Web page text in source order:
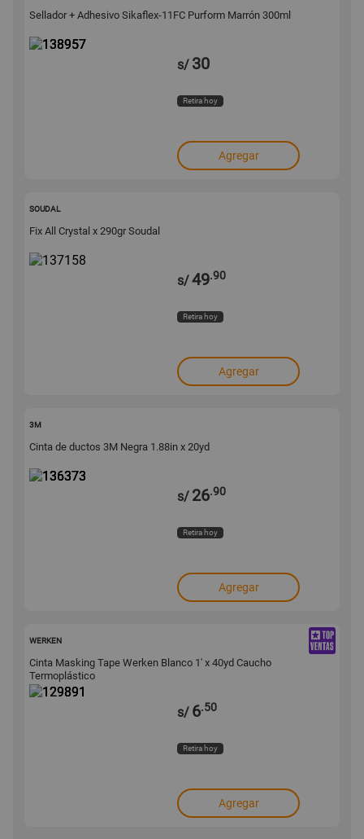
Sellador + Adhesivo Sikaflex-11FC Purform Marrón 300ml
s/ 30
Retira hoy
Agregar
SOUDAL
Fix All Crystal x 290gr Soudal
s/49.90
Retira hoy
Agregar
3M
Cinta de ductos 3M Negra 1.88in x 20yd
s/ 26.90
Retira hoy
Agregar
WERKEN
Cinta Masking Tape Werken Blanco 1' x 40yd Caucho
Termoplástico
s/ 6.50
Retira hoy
Agregar